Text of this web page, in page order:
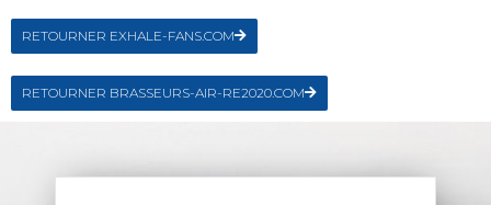
RETOURNER EXHALE-FANS.COM
RETOURNER BRASSEURS-AIR-RE2020.COM